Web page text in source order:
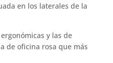
en los laterales de la
y las de
de oficina rosa que más